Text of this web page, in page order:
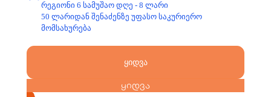
რეგიონი 6 სამუშაო დღე - 8 ლარი
50 ლარიდან შენაძენზე უფასო საკურიერო
მომსახურება
ყიდვა
ყიდვა